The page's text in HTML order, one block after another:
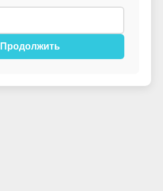
Продолжить